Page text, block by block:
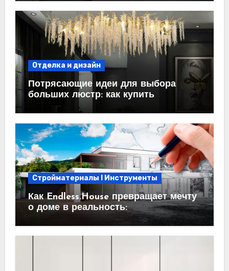
Отделка и дизайн
Потрясающие идеи для выбора
больших люстр: как купить
идеальный светильник
Стройматериалы l Инструменты
Как Endless.House превращает мечту
о доме в реальность:
проектирование под ключ